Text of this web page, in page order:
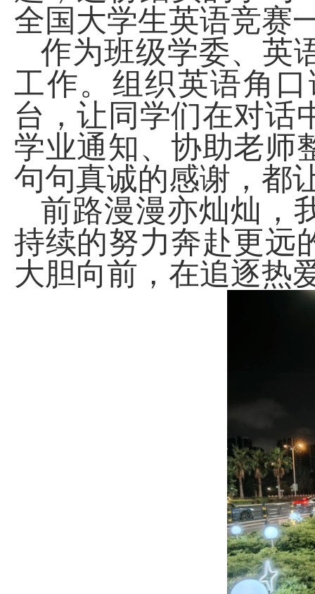
全国大学生英语竞赛
作为班级学委、英
工作。组织英语角
台，让同学们在对话
学业通知、协助老师
句句真诚的感谢，都
前路漫漫亦灿灿，
持续的努力奔赴更远
大胆向前，在追逐热